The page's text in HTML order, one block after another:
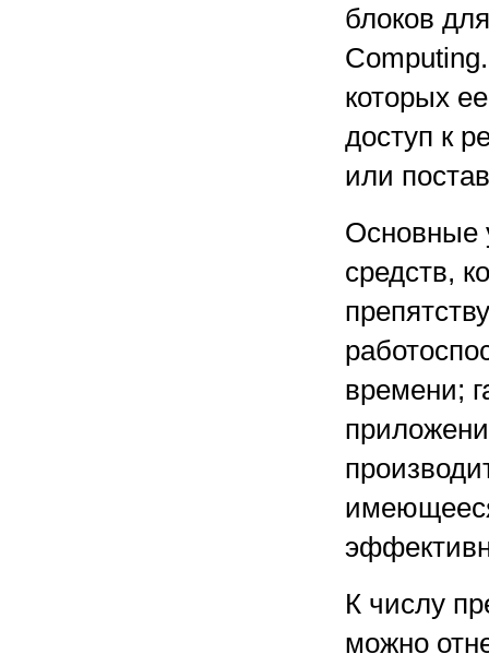
блоков
которых
доступ к
или
Основные
средств,
времени;
К числу
можно